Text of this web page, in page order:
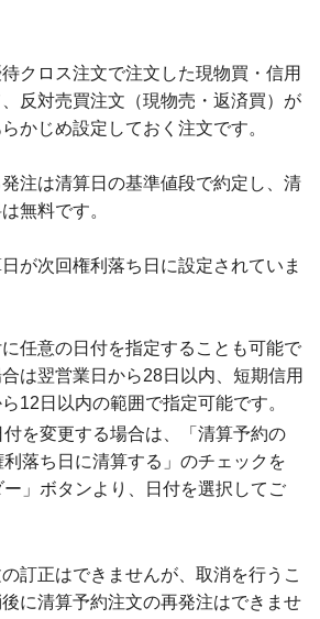
クロス注文で注文した現物買・信用
反対売買注文（現物売・返済買）が
かじめ設定しておく注文です。
注は清算日の基準値段で約定し、清
無料です。
が次回権利落ち日に設定されていま
任意の日付を指定することも可能で
は翌営業日から28日以内、短期信用
12日以内の範囲で指定可能です。
を変更する場合は、「清算予約の
落ち日に清算する」のチェックを
」ボタンより、日付を選択してご
訂正はできませんが、取消を行うこ
に清算予約注文の再発注はできませ